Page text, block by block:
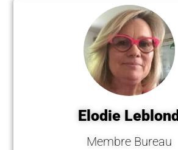
Elodie Leblond
Membre Bureau